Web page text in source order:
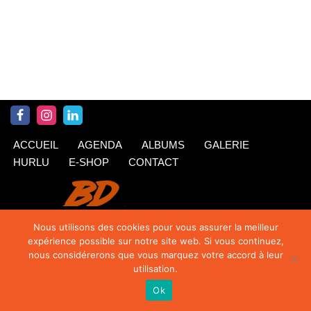
ACCUEIL AGENDA ALBUMS
GALERIE
HURLU
E-SHOP CONTACT
TipTop
Nous utilisons des cookies pour vous assurer la meilleur
expérience possible sur notre site web. Si vous continuez,
nous considérerons que vous marquez votre accord à leur
utilisation.
Ok